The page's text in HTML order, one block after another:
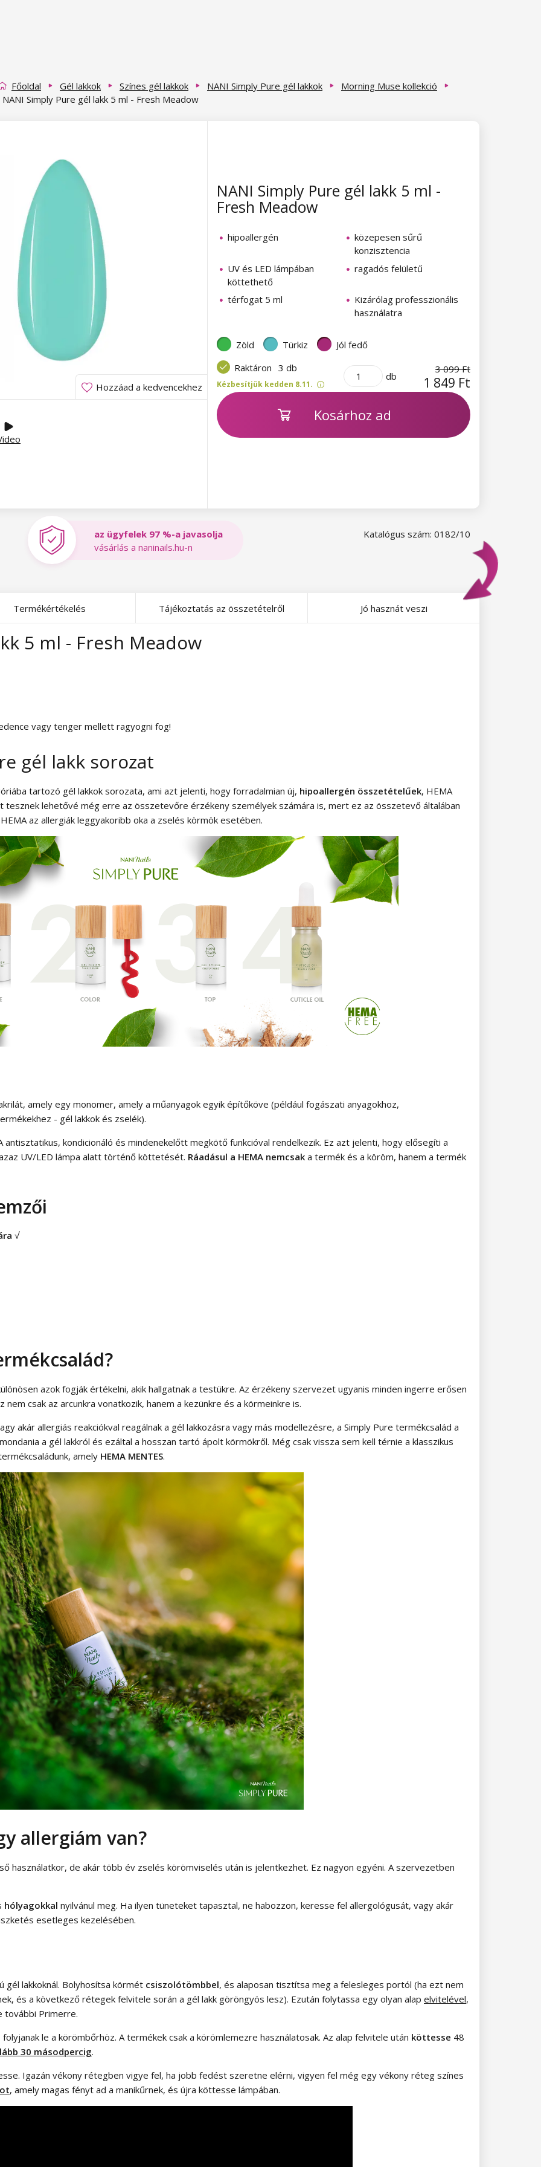
Főoldal Gél lakkok Színes gél lakkok NANI Simply Pure gél lakkok
Morning Muse kollekció
NANI Simply Pure gél lakk 5 ml - Fresh Meadow
Hozzáad a kedvencekhez
NANI Simply Pure gél lakk 5 ml -
Fresh Meadow
hipoallergén
közepesen sűrű
konzisztencia
UV és LED lámpában
köttethető
ragadós felületű
térfogat 5 ml
Kizárólag professzionális
használatra
Zöld Türkiz
Jól fedő
Raktáron 3 db
Kézbesítjük kedden 8.11.
db
3 099 Ft
1 849 Ft
Kosárhoz ad
Katalógus szám: 0182/10
az ügyfelek 97 %-a javasolja
vásárlás a naninails.hu-n
5 ml - Fresh Meadow
vagy tenger mellett ragyogni fog!
gél lakk sorozat
tartozó gél lakkok sorozata, ami azt jelenti, hogy forradalmian új, hipoallergén összetételűek, HEMA
tesznek lehetővé még erre az összetevőre érzékeny személyek számára is, mert ez az összetevő általában
az allergiák leggyakoribb oka a zselés körmök esetében.
amely egy monomer, amely a műanyagok egyik építőköve (például fogászati ​​anyagokhoz,
- gél lakkok és zselék).
kondicionáló és mindenekelőtt megkötő funkcióval rendelkezik. Ez azt jelenti, hogy elősegíti a
UV/LED lámpa alatt történő köttetését. Ráadásul a HEMA nemcsak a termék és a köröm, hanem a termék
√
azok fogják értékelni, akik hallgatnak a testükre. Az érzékeny szervezet ugyanis minden ingerre erősen
csak az arcunkra vonatkozik, hanem a kezünkre és a körmeinkre is.
akár allergiás reakciókval reagálnak a gél lakkozásra vagy más modellezésre, a Simply Pure termékcsalád a
a gél lakkról és ezáltal a hosszan tartó ápolt körmökről. Még csak vissza sem kell térnie a klasszikus
amely HEMA MENTES.
allergiám van?
használatkor, de akár több év zselés körömviselés után is jelentkezhet. Ez nagyon egyéni. A szervezetben
hólyagokkal nyilvánul meg. Ha ilyen tüneteket tapasztal, ne habozzon, keresse fel allergológusát, vagy akár
esetleges kezelésében.
gél lakkoknál. Bolyhosítsa körmét csiszolótömbbel, és alaposan tisztítsa meg a felesleges portól (ha ezt nem
és a következő rétegek felvitele során a gél lakk göröngyös lesz). Ezután folytassa egy olyan alap elvitelével,
további Primerre.
le a körömbőrhöz. A termékek csak a körömlemezre használatosak. Az alap felvitele után köttesse 48
30 másodpercig.
Igazán vékony rétegben vigye fel, ha jobb fedést szeretne elérni, vigyen fel még egy vékony réteg színes
, amely magas fényt ad a manikűrnek, és újra köttesse lámpában.
Termékértékelés Tájékoztatás az összetételről Jó hasznát veszi